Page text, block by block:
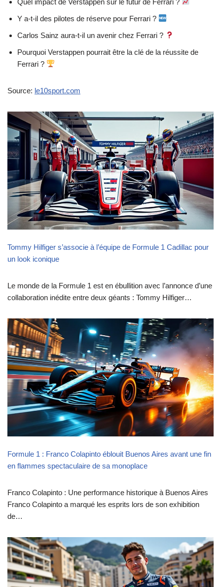
Y a-t-il des pilotes de réserve pour Ferrari ?
Carlos Sainz aura-t-il un avenir chez Ferrari ?
Pourquoi Verstappen pourrait être la clé de la réussite de
Ferrari ?
Source: le10sport.com
Tommy Hilfiger s’associe à l’équipe de Formule 1 Cadillac pour
un look iconique
Le monde de la Formule 1 est en ébullition avec l’annonce d’une
collaboration inédite entre deux géants : Tommy Hilfiger…
Formule 1 : Franco Colapinto éblouit Buenos Aires avant une fin
en flammes spectaculaire de sa monoplace
Franco Colapinto : Une performance historique à Buenos Aires
Franco Colapinto a marqué les esprits lors de son exhibition
de…